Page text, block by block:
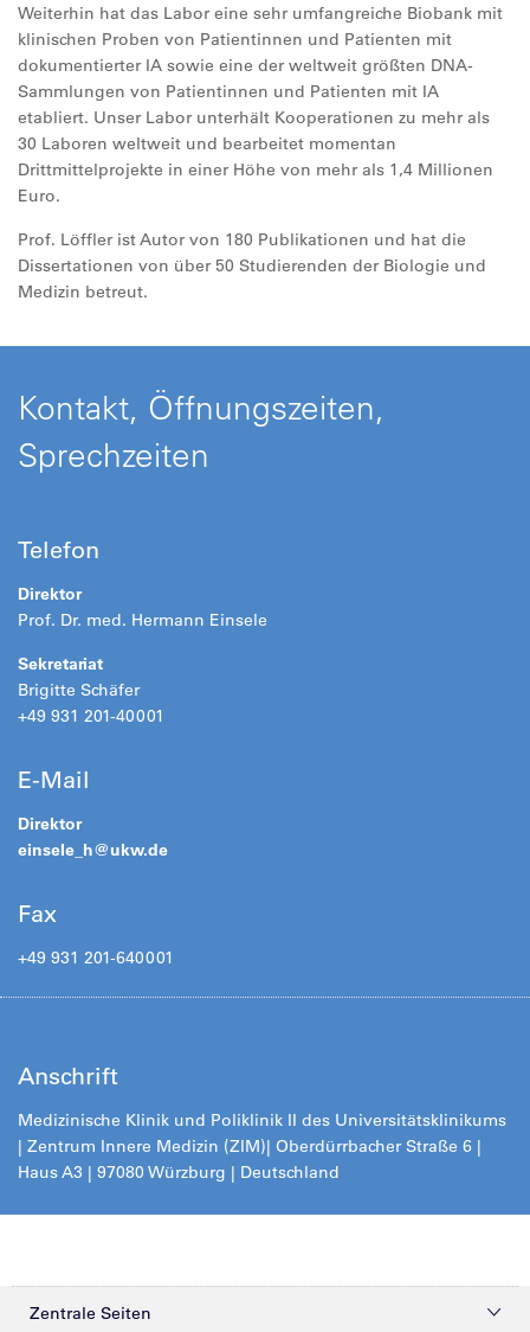
Weiterhin hat das Labor eine sehr umfangreiche Biobank mit
klinischen Proben von Patientinnen und Patienten mit
dokumentierter IA sowie eine der weltweit größten DNA-
Sammlungen von Patientinnen und Patienten mit IA
etabliert. Unser Labor unterhält Kooperationen zu mehr als
30 Laboren weltweit und bearbeitet momentan
Drittmittelprojekte in einer Höhe von mehr als 1,4 Millionen
Euro.
Prof. Löffler ist Autor von 180 Publikationen und hat die
Dissertationen von über 50 Studierenden der Biologie und
Medizin betreut.
Kontakt, Öffnungszeiten,
Sprechzeiten
Telefon
Direktor
Prof. Dr. med. Hermann Einsele
Sekretariat
Brigitte Schäfer
+49 931 201-40001
E-Mail
Direktor
einsele_h@ukw.de
Fax
+49 931 201-640001
Anschrift
Medizinische Klinik und Poliklinik II des Universitätsklinikums
| Zentrum Innere Medizin (ZIM)| Oberdürrbacher Straße 6 |
Haus A3 | 97080 Würzburg | Deutschland
Zentrale Seiten